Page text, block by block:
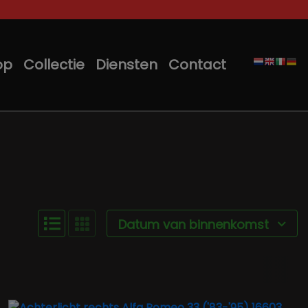
Collectie Diensten Contact
Datum van binnenkomst